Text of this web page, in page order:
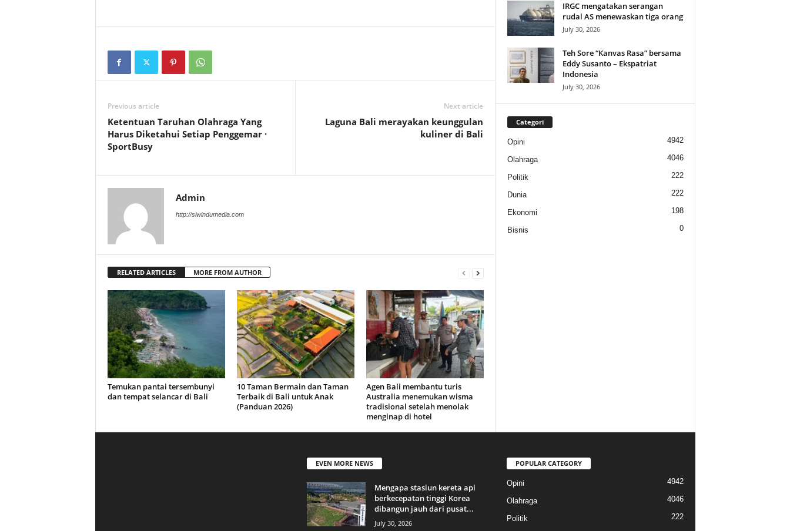
Previous article
Ketentuan Taruhan Olahraga Yang
Harus Diketahui Setiap Penggemar ·
SportBusy
Next article
Laguna Bali merayakan keunggulan
kuliner di Bali
Admin
http://siwindumedia.com
RELATED ARTICLES MORE FROM AUTHOR
Temukan pantai tersembunyi
dan tempat selancar di Bali
10 Taman Bermain dan Taman
Terbaik di Bali untuk Anak
(Panduan 2026)
Agen Bali membantu turis
Australia menemukan wisma
tradisional setelah menolak
menginap di hotel
IRGC mengatakan serangan
rudal AS menewaskan tiga orang
July 30, 2026
Teh Sore “Kanvas Rasa” bersama
Eddy Susanto – Ekspatriat
Indonesia
July 30, 2026
Categori
Opini 4942
Olahraga 4046
Politik 222
Dunia 222
Ekonomi 198
Bisnis 0
EVEN MORE NEWS
Mengapa stasiun kereta api
berkecepatan tinggi Korea
dibangun jauh dari pusat...
July 30, 2026
POPULAR CATEGORY
Opini 4942
Olahraga 4046
Politik
222